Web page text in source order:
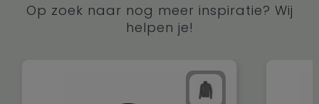
Op zoek naar nog meer inspiratie? Wij
helpen je!